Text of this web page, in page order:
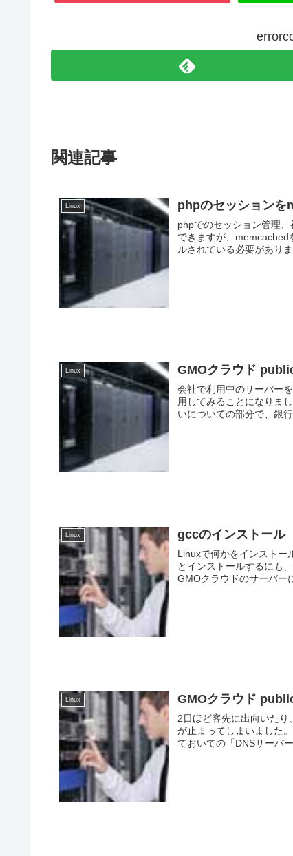
関連記事
Linux phpのセッションを
phpでのセッション管理
できますが、memcachedを利用した方が高
ルされている必要がありま
Linux GMOクラウド
会社で利用中のサーバー
用してみることになりました。 AWSやさくらのクラウドなど、選択肢は色々
いについての部分で、銀
Linux gccのインストール
Linuxで何かをインストール
とインストールするにも
GMOクラウドのサーバー
Linux GMOクラウド
2日ほど客先に出向いた
が止まってしまいました。 今日からは、本題のWebサーバーやDBサーバーの構築か！と思